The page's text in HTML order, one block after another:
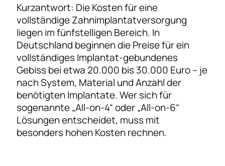
Kurzantwort: Die Kosten für eine
vollständige Zahnimplantatversorgung
liegen im fünfstelligen Bereich. In
Deutschland beginnen die Preise für ein
vollständiges Implantat-gebundenes
Gebiss bei etwa 20.000 bis 30.000 Euro – je
nach System, Material und Anzahl der
benötigten Implantate. Wer sich für
sogenannte „All-on-4“ oder „All-on-6“
Lösungen entscheidet, muss mit
besonders hohen Kosten rechnen.